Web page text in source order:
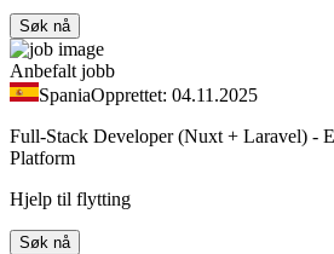
Søk nå
Anbefalt jobb
SpaniaOpprettet: 04.11.2025
Full-Stack Developer (Nuxt + Laravel) -
Platform
Hjelp til flytting
Søk nå